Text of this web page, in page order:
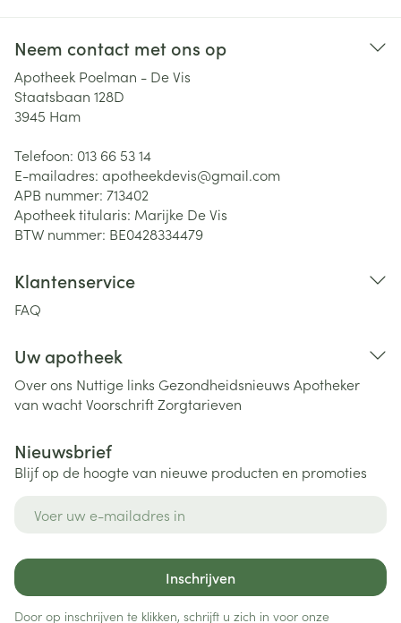
Neem contact met ons op
Apotheek Poelman - De Vis
Staatsbaan 128D
3945 Ham
Telefoon: 013 66 53 14
E-mailadres: apotheekdevis@gmail.com
APB nummer: 713402
Apotheek titularis: Marijke De Vis
BTW nummer: BE0428334479
Klantenservice
FAQ
Uw apotheek
Over ons Nuttige links Gezondheidsnieuws Apotheker
van wachtVoorschriftZorgtarieven
Nieuwsbrief
Blijf op de hoogte van nieuwe producten en promoties
Inschrijven
Door op inschrijven te klikken, schrijft u zich in voor onze